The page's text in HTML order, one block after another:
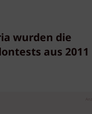
wurden die
aus 2011